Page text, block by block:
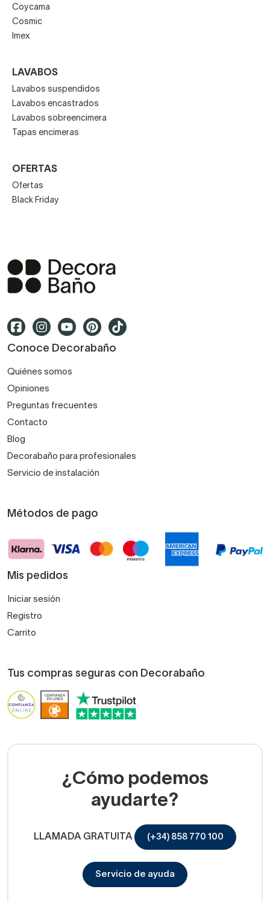
Coycama
Cosmic
Imex
LAVABOS
Lavabos suspendidos
Lavabos encastrados
Lavabos sobreencimera
Tapas encimeras
OFERTAS
Ofertas
Black Friday
Conoce Decorabaño
Quiénes somos
Opiniones
Preguntas frecuentes
Contacto
Blog
Decorabaño para profesionales
Servicio de instalación
Métodos de pago
Mis pedidos
Iniciar sesión
Registro
Carrito
Tus compras seguras con Decorabaño
¿Cómo podemos
ayudarte?
LLAMADA GRATUITA (+34) 858 770 100
Servicio de ayuda